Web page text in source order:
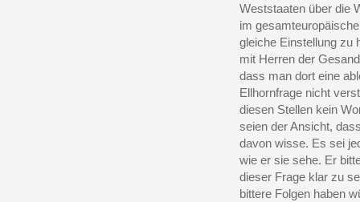
Weststaaten über die
im
gleiche Einstellung zu
mit Herren der
dass man dort eine
Ellhornfrage nicht
diesen Stellen kein
seien der Ansicht,
davon wisse. Es sei
wie er sie sehe. Er
dieser Frage klar zu
bittere Folgen haben